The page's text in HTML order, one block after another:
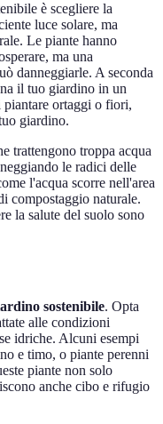
è scegliere la
luce solare, ma
Le piante hanno
ma una
danneggiarle. A seconda
il tuo giardino in un
piantare ortaggi o fiori,
giardino.
trattengono troppa acqua
le radici delle
l'acqua scorre nell'area
compostaggio naturale.
la salute del suolo sono
sostenibile. Opta
alle condizioni
idriche. Alcuni esempi
e timo, o piante perenni
piante non solo
anche cibo e rifugio